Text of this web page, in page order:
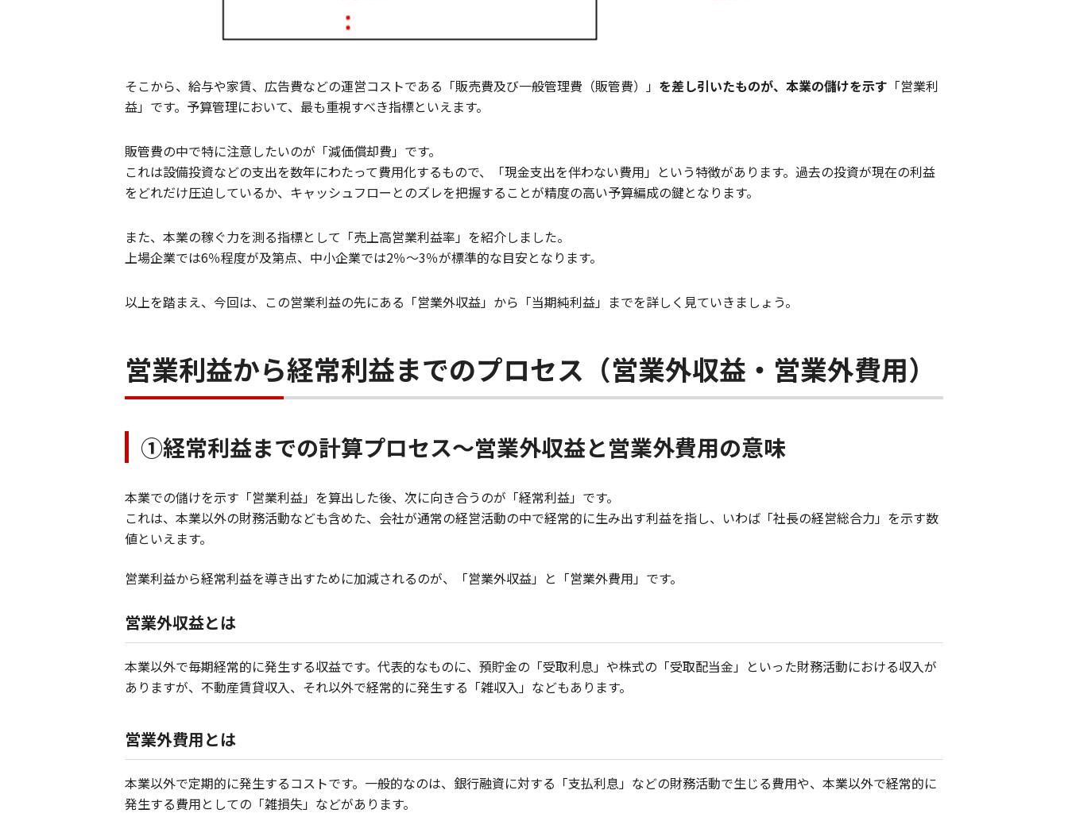
そこから、給与や家賃、広告費などの運営コストである「販売費及び一般管理費（販管費）」 を差し引いたものが、本業の儲けを示す 「営業利
益」です。予算管理において、最も重視すべき指標といえます。
販管費の中で特に注意したいのが「減価償却費」です。
これは設備投資などの支出を数年にわたって費用化するもので、「現金支出を伴わない費用」という特徴があります。過去の投資が現在の利益
をどれだけ圧迫しているか、キャッシュフローとのズレを把握することが精度の高い予算編成の鍵となります。
また、本業の稼ぐ力を測る指標として「売上高営業利益率」を紹介しました。
上場企業では6％程度が及第点、中小企業では2％～3％が標準的な目安となります。
以上を踏まえ、今回は、この営業利益の先にある「営業外収益」から「当期純利益」までを詳しく見ていきましょう。
営業利益から経常利益までのプロセス（営業外収益・営業外費用）
①経常利益までの計算プロセス～営業外収益と営業外費用の意味
本業での儲けを示す「営業利益」を算出した後、次に向き合うのが「経常利益」です。
これは、本業以外の財務活動なども含めた、会社が通常の経営活動の中で経常的に生み出す利益を指し、いわば「社長の経営総合力」を示す数
値といえます。
営業利益から経常利益を導き出すために加減されるのが、「営業外収益」と「営業外費用」です。
営業外収益とは
本業以外で毎期経常的に発生する収益です。代表的なものに、預貯金の「受取利息」や株式の「受取配当金」といった財務活動における収入が
ありますが、不動産賃貸収入、それ以外で経常的に発生する「雑収入」などもあります。
営業外費用とは
本業以外で定期的に発生するコストです。一般的なのは、銀行融資に対する「支払利息」などの財務活動で生じる費用や、本業以外で経常的に
発生する費用としての「雑損失」などがあります。